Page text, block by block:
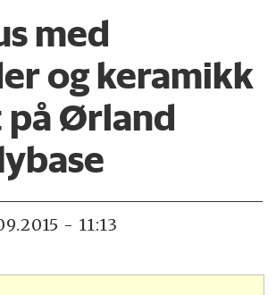
med
og keramikk
Ørland
- 11:13